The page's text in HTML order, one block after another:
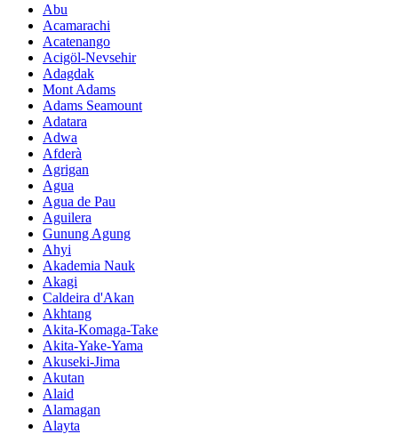
Abu
Acamarachi
Acatenango
Acigöl-Nevsehir
Adagdak
Mont Adams
Adams Seamount
Adatara
Adwa
Afderà
Agrigan
Agua
Agua de Pau
Aguilera
Gunung Agung
Ahyi
Akademia Nauk
Akagi
Caldeira d'Akan
Akhtang
Akita-Komaga-Take
Akita-Yake-Yama
Akuseki-Jima
Akutan
Alaid
Alamagan
Alayta